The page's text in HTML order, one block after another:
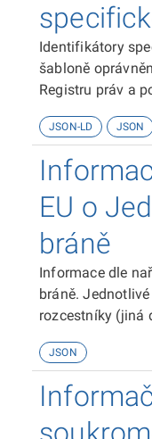
Identifikátory
šabloně
Registru práv a
JSON-LD JSON
EU o
bráně
Informace dle
bráně.
rozcestníky (jiná
JSON